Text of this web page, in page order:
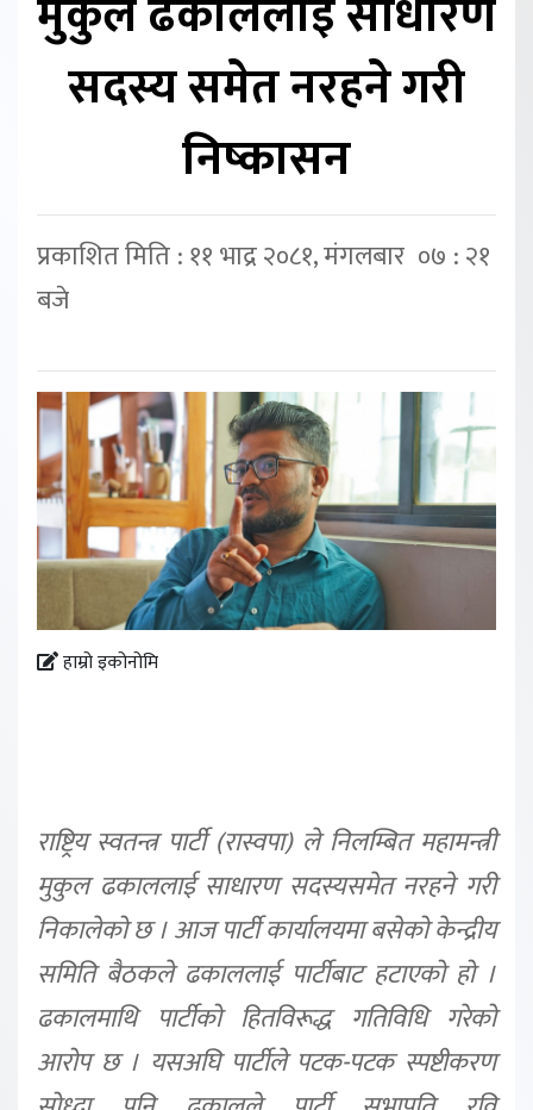
मुकुल ढकाललाई साधारण
सदस्य समेत नरहने गरी
निष्कासन
प्रकाशित मिति : ११ भाद्र २०८१, मंगलबार ०७ : २१
बजे
हाम्रो इकोनोमि
राष्ट्रिय स्वतन्त्र पार्टी (रास्वपा) ले निलम्बित महामन्त्री
मुकुल ढकाललाई साधारण सदस्यसमेत नरहने गरी
निकालेको छ । आज पार्टी कार्यालयमा बसेको केन्द्रीय
समिति बैठकले ढकाललाई पार्टीबाट हटाएको हो ।
ढकालमाथि पार्टीको हितविरूद्ध गतिविधि गरेको
आरोप छ । यसअघि पार्टीले पटक-पटक स्पष्टीकरण